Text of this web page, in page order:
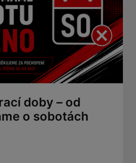
doby – od
o sobotách